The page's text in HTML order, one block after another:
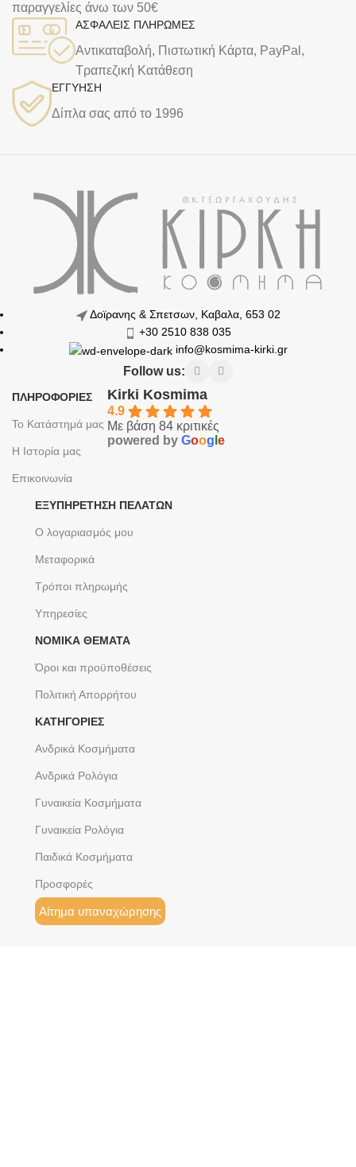
παραγγελίες άνω των 50€
ΑΣΦΑΛΕΙΣ ΠΛΗΡΩΜΕΣ
Αντικαταβολή, Πιστωτική Κάρτα, PayPal,
Τραπεζική Kατάθεση
ΕΓΓΥΗΣΗ
Δίπλα σας από το 1996
Δοϊρανης & Σπετσων, Καβαλα, 653 02
+30 2510 838 035
info@kosmima-kirki.gr
Follow us:
ΠΛΗΡΟΦΟΡΙΕΣ
Το Κατάστημά μας
Η Ιστορία μας
Επικοινωνία
Kirki Kosmima
4.9
Με βάση 84 κριτικές
powered by Goog e
ΕΞΥΠΗΡΈΤΗΣΗ ΠΕΛΑΤΏΝ
Ο λογαριασμός μου
Μεταφορικά
Τρόποι πληρωμής
Υπηρεσίες
ΝΟΜΙΚΆ ΘΈΜΑΤΑ
Όροι και προϋποθέσεις
Πολιτική Απορρήτου
ΚΑΤΗΓΟΡΙΕΣ
Ανδρικά Κοσμήματα
Ανδρικά Ρολόγια
Γυναικεία Κοσμήματα
Γυναικεία Ρολόγια
Παιδικά Κοσμήματα
Προσφορές
Αίτημα υπαναχώρησης